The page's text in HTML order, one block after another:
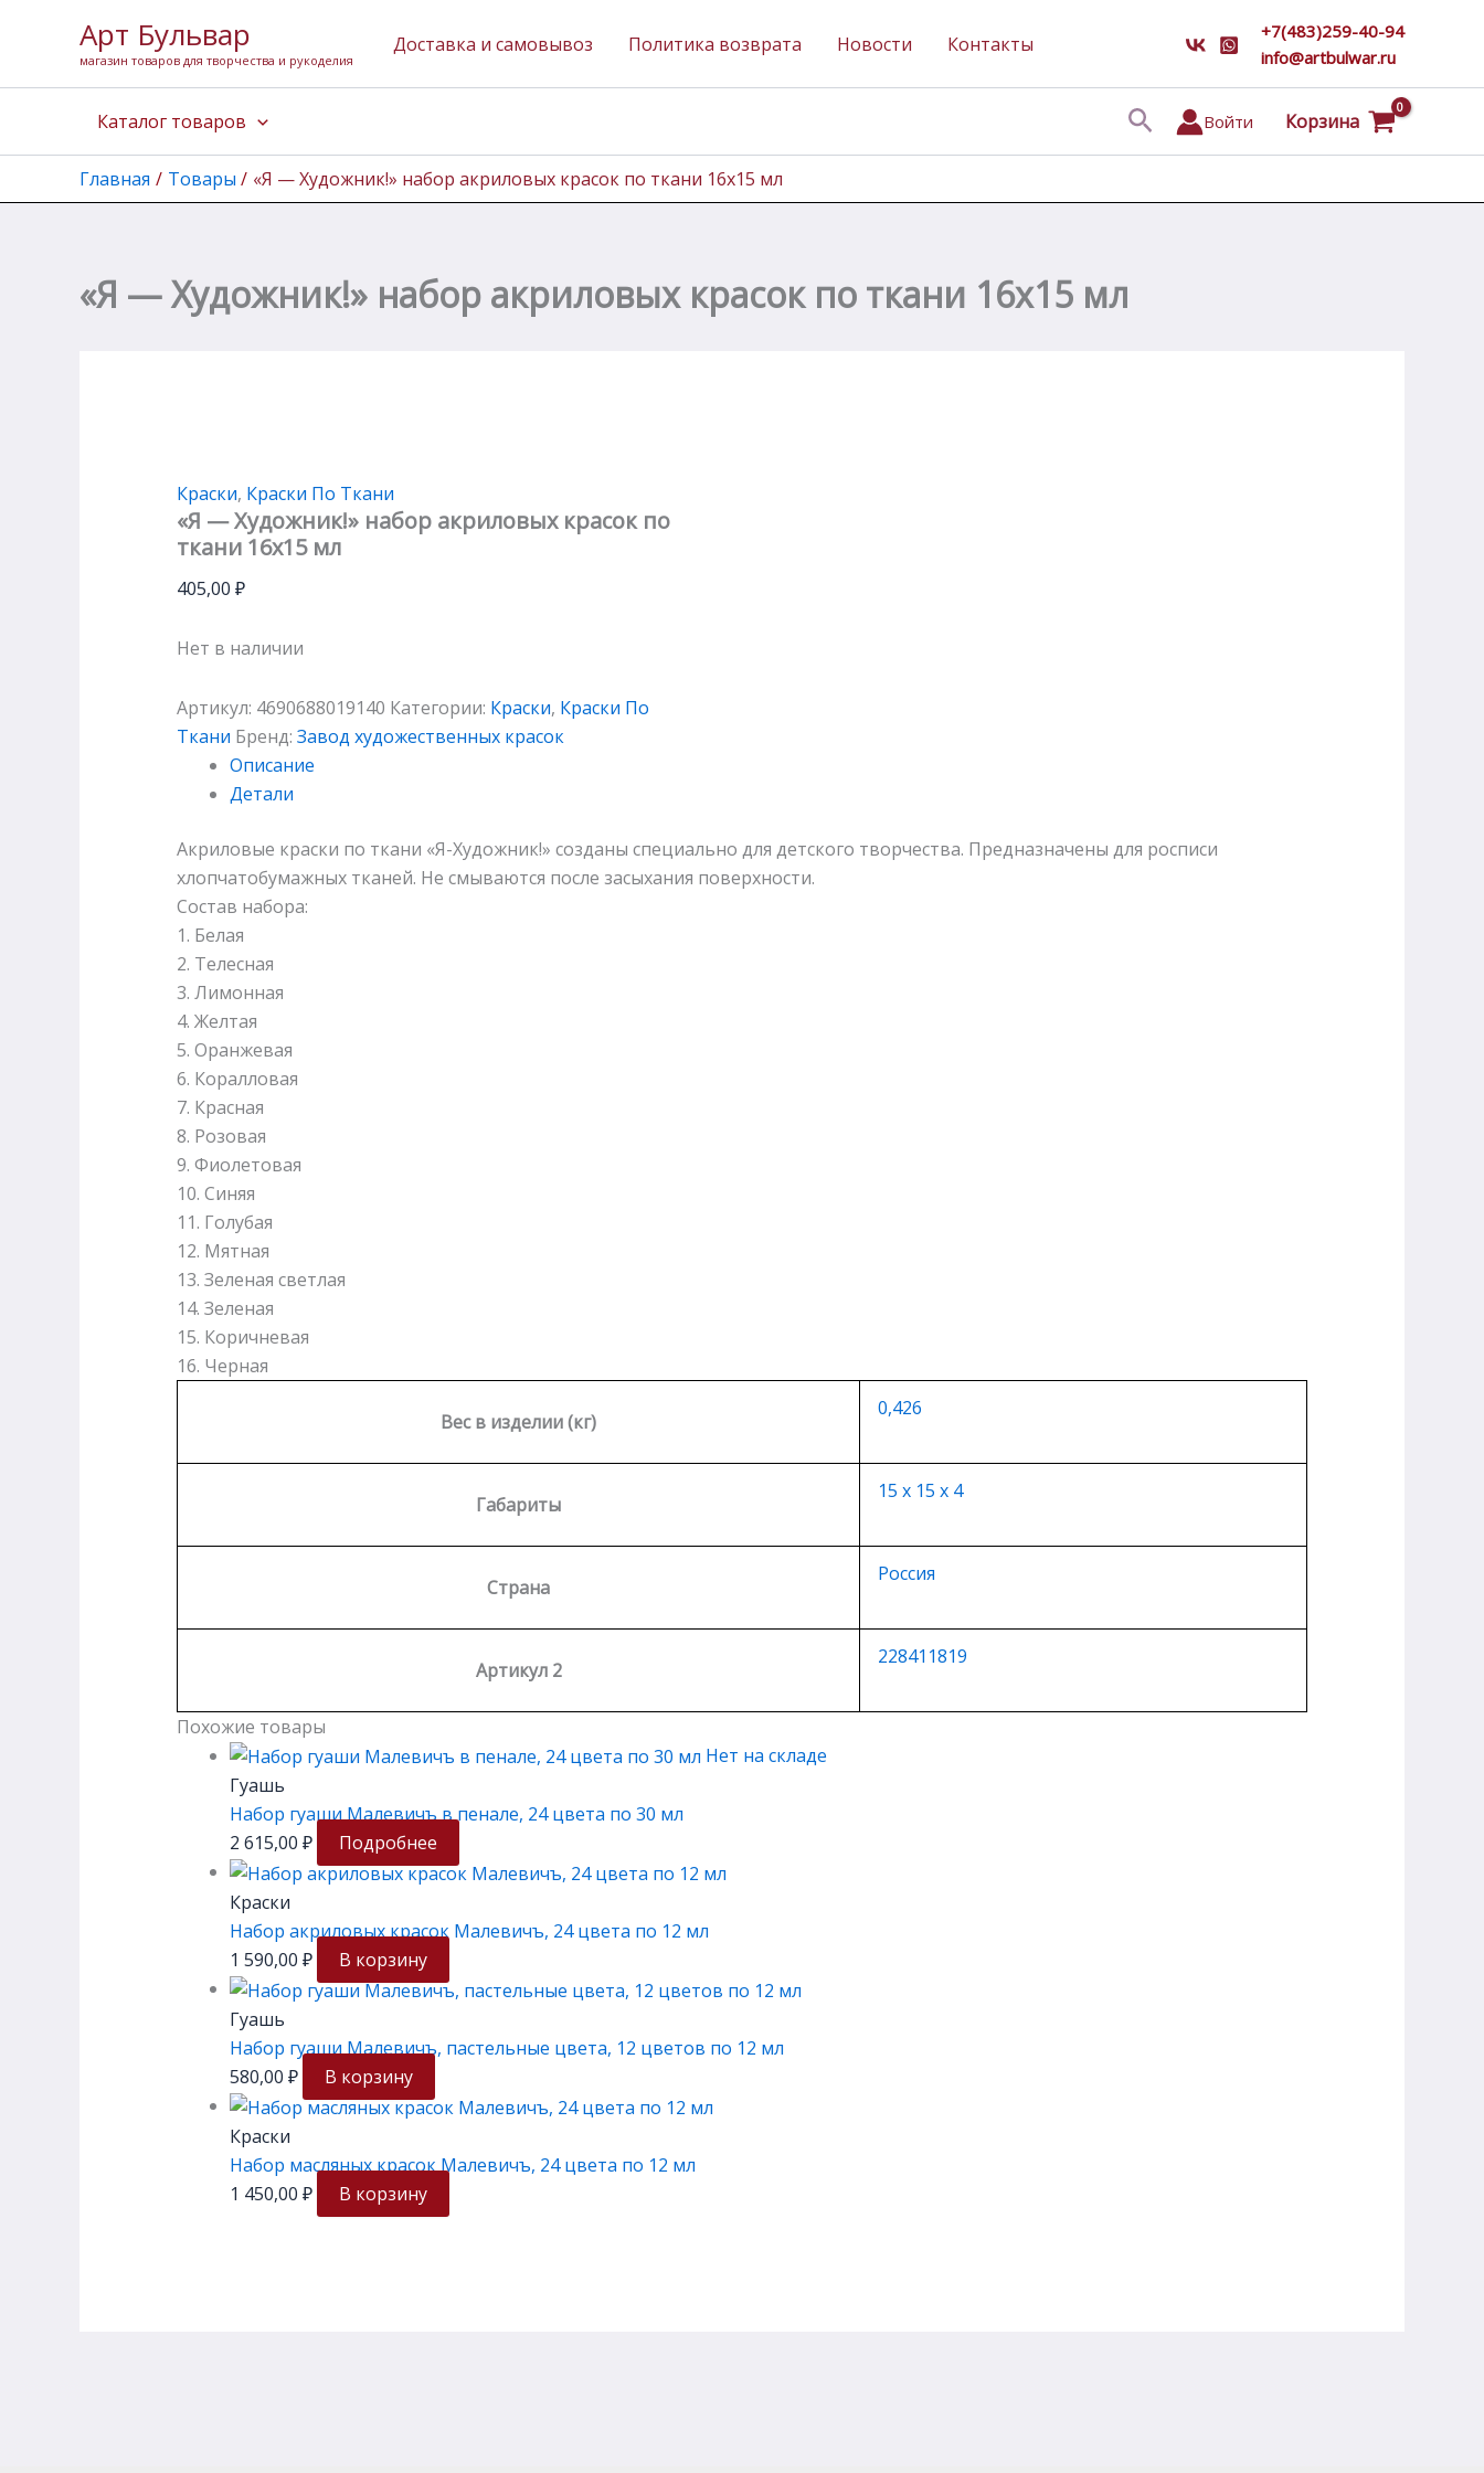
содержимому
Арт Бульвар
магазин товаров для творчества и рукоделия
Доставка и самовывоз Политика возврата Новости Контакты
+7(483)259-40-94
info@artbulwar.ru
Каталог товаров ПоискВойти Корзина
Главная Товары «Я — Художник!» набор акриловых красок по ткани 16х15 мл
«Я — Художник!» набор акриловых красок по ткани 16х15 мл
Краски, Краски По Ткани
«Я — Художник!» набор акриловых красок по
ткани 16х15 мл
405,00 ₽
Нет в наличии
Артикул: 4690688019140 Категории: Краски, Краски По
Ткани Бренд: Завод художественных красок
Описание
Детали
Акриловые краски по ткани «Я-Художник!» созданы специально для детского творчества. Предназначены для росписи
хлопчатобумажных тканей. Не смываются после засыхания поверхности.
Состав набора:
1. Белая
2. Телесная
3. Лимонная
4. Желтая
5. Оранжевая
6. Коралловая
7. Красная
8. Розовая
9. Фиолетовая
10. Синяя
11. Голубая
12. Мятная
13. Зеленая светлая
14. Зеленая
15. Коричневая
16. Черная
Вес в изделии (кг)
0,426
Габариты
15 х 15 х 4
Страна
Россия
Артикул 2
228411819
Похожие товары
Нет на складе
Гуашь
Набор гуаши Малевичъ в пенале, 24 цвета по 30 мл
2 615,00 ₽ Подробнее
Краски
Набор акриловых красок Малевичъ, 24 цвета по 12 мл
1 590,00 ₽ В корзину
Гуашь
Набор гуаши Малевичъ, пастельные цвета, 12 цветов по 12 мл
580,00 ₽ В корзину
Краски
Набор масляных красок Малевичъ, 24 цвета по 12 мл
1 450,00 ₽ В корзину